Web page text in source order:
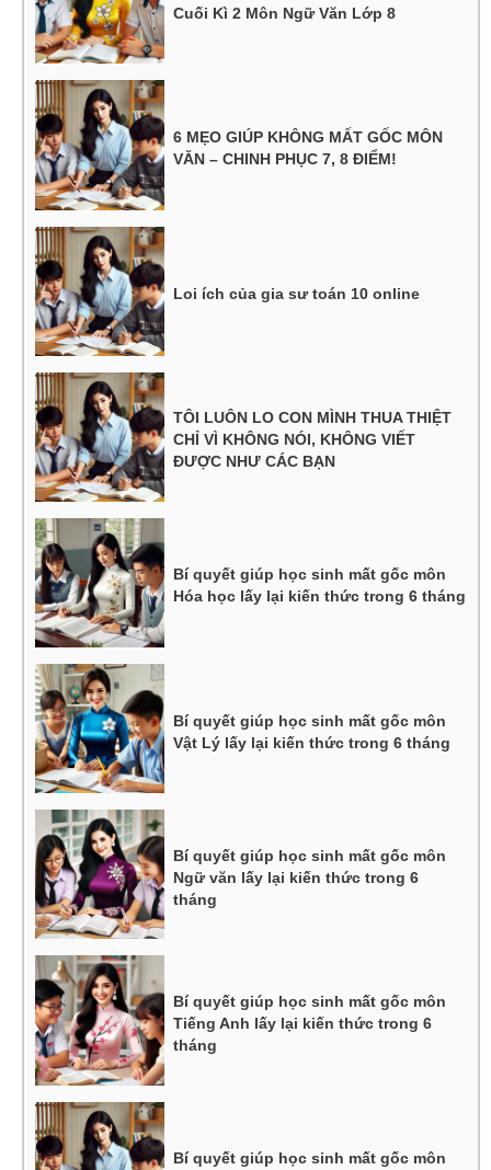
Cuối Kì 2 Môn Ngữ Văn Lớp 8
6 MẸO GIÚP KHÔNG MẤT GỐC MÔN
VĂN – CHINH PHỤC 7, 8 ĐIỂM!
Loi ích của gia sư toán 10 online
TÔI LUÔN LO CON MÌNH THUA THIỆT
CHỈ VÌ KHÔNG NÓI, KHÔNG VIẾT
ĐƯỢC NHƯ CÁC BẠN
Bí quyết giúp học sinh mất gốc môn
Hóa học lấy lại kiến thức trong 6 tháng
Bí quyết giúp học sinh mất gốc môn
Vật Lý lấy lại kiến thức trong 6 tháng
Bí quyết giúp học sinh mất gốc môn
Ngữ văn lấy lại kiến thức trong 6
tháng
Bí quyết giúp học sinh mất gốc môn
Tiếng Anh lấy lại kiến thức trong 6
tháng
Bí quyết giúp học sinh mất gốc môn